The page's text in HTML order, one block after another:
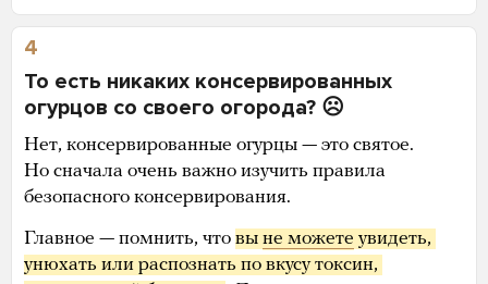
4
То есть никаких консервированных
огурцов со своего огорода? ☹️
Нет, консервированные огурцы — это святое.
Но сначала очень важно изучить правила
безопасного консервирования.
Главное — помнить, что вы не можете увидеть,
унюхать или распознать по вкусу токсин,